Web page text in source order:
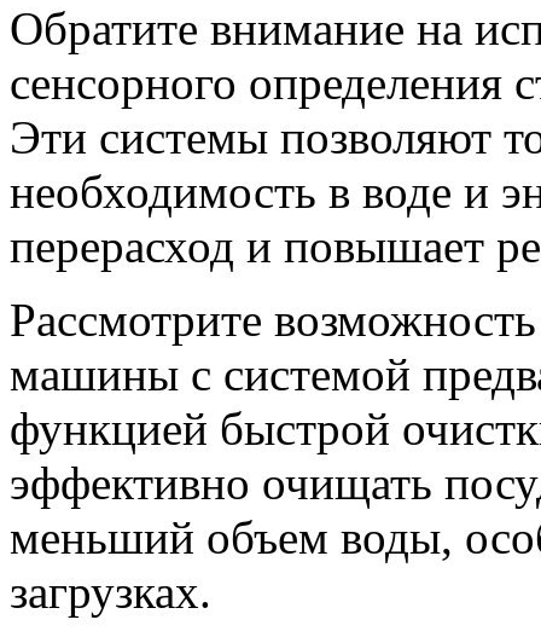
Обратите внимание на
сенсорного определения
Эти системы позволяют
необходимость в воде и
перерасход и повышает
Рассмотрите
машины с системой
функцией быстрой
эффективно очищать
меньший объем воды,
загрузках.